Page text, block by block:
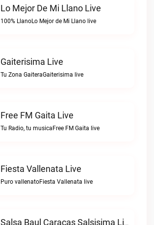
Lo Mejor De Mi Llano Live
100% LlanoLo Mejor de Mi Llano live
Gaiterisima Live
Tu Zona GaiteraGaiterisima live
Free FM Gaita Live
Tu Radio, tu musicaFree FM Gaita live
Fiesta Vallenata Live
Puro vallenatoFiesta Vallenata live
Salsa Baul Caracas Salsisima Live